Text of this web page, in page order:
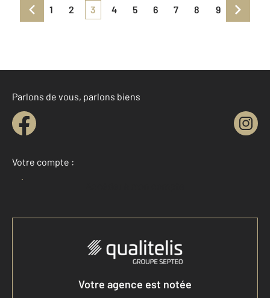
1 2 3 4 5 6 7 8 9
Parlons de vous, parlons biens
Votre compte :
Votre agence est notée